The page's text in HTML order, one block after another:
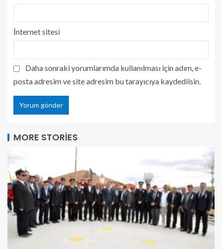
İnternet sitesi
Daha sonraki yorumlarımda kullanılması için adım, e-
posta adresim ve site adresim bu tarayıcıya kaydedilsin.
MORE STORIES